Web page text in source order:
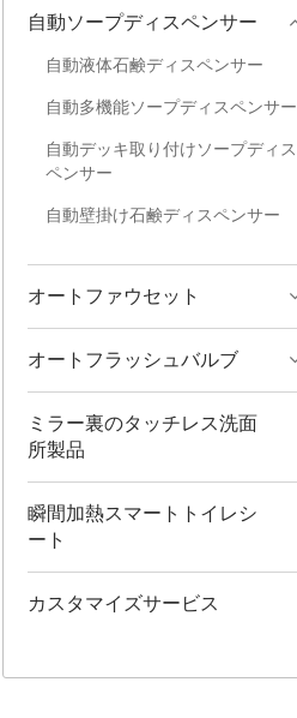
自動ソープディスペンサー
自動液体石鹸ディスペンサー
自動多機能ソープディスペンサー
自動デッキ取り付けソープディス
ペンサー
自動壁掛け石鹸ディスペンサー
オートファウセット
オートフラッシュバルブ
ミラー裏のタッチレス洗面
所製品
瞬間加熱スマートトイレシ
ート
カスタマイズサービス